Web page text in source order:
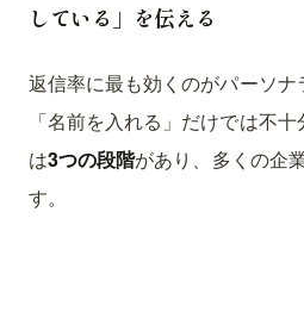
している」を伝える
返信率に最も効くのがパーソナ
「名前を入れる」だけでは不
は3つの段階があり、多くの企
す。